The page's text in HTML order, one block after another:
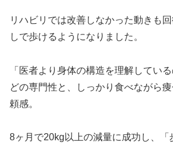
リハビリでは改善しなかった動きも
しで歩けるようになりました。
「医者より身体の構造を理解してい
どの専門性と、しっかり食べながら
頼感。
8ヶ月で20kg以上の減量に成功し、「